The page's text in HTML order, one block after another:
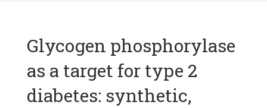
Glycogen phosphorylase
as a target for type 2
diabetes: synthetic,